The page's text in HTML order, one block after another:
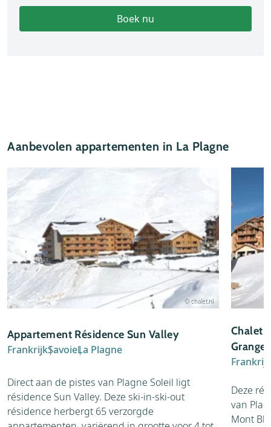
Boek nu
Aanbevolen appartementen in La Plagne
© chalet.nl
Appartement Résidence Sun Valley
FrankrijkSavoieLa Plagne
Direct aan de pistes van Plagne Soleil ligt
résidence Sun Valley. Deze ski-in-ski-out
résidence herbergt 65 verzorgde
Chalet-
Frankrijk
Deze
van
Mont